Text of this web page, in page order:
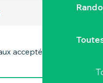
acceptés